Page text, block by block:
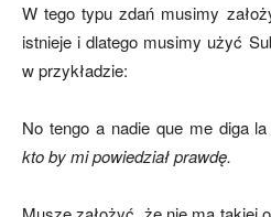
W tego typu zdań musimy
istnieje i dlatego musimy użyć
w przykładzie:
No tengo a nadie que me diga
kto by mi powiedział prawdę.